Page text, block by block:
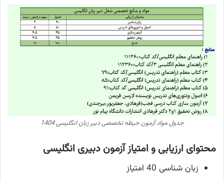
جدول مواد آزمون حیطه تخصصی دبیر زبان انگلیسی 1404
محتوای ارزیابی و امتیاز آزمون دبیری انگلیسی
زبان شناسی 40 امتیاز